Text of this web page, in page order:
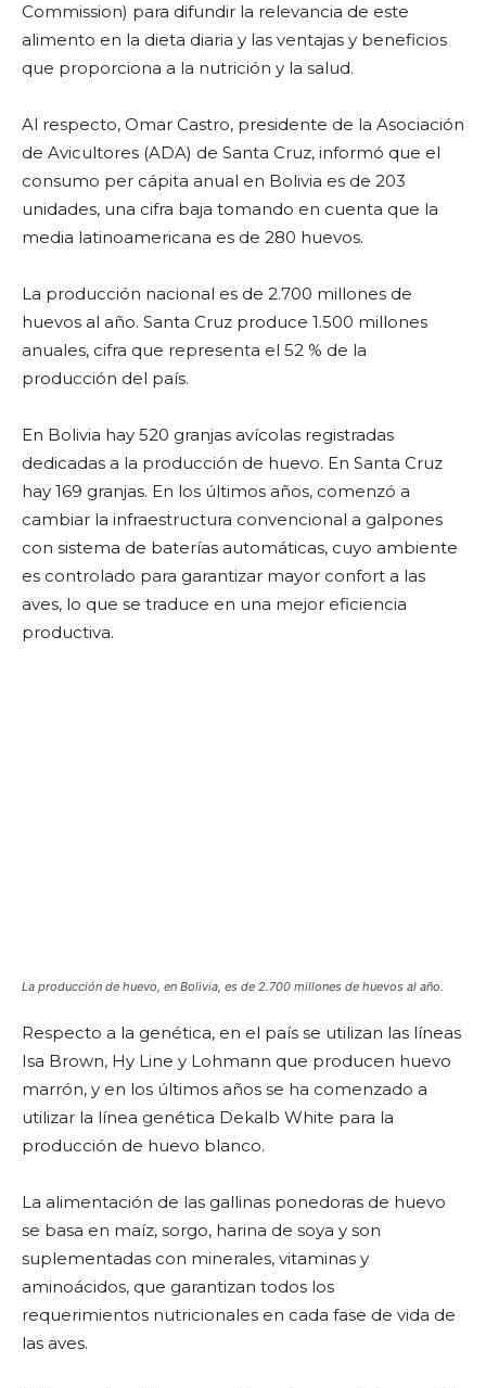
Commission) para difundir la relevancia de este
alimento en la dieta diaria y las ventajas y beneficios
que proporciona a la nutrición y la salud.
Al respecto, Omar Castro, presidente de la Asociación
de Avicultores (ADA) de Santa Cruz, informó que el
consumo per cápita anual en Bolivia es de 203
unidades, una cifra baja tomando en cuenta que la
media latinoamericana es de 280 huevos.
La producción nacional es de 2.700 millones de
huevos al año. Santa Cruz produce 1.500 millones
anuales, cifra que representa el 52 % de la
producción del país.
En Bolivia hay 520 granjas avícolas registradas
dedicadas a la producción de huevo. En Santa Cruz
hay 169 granjas. En los últimos años, comenzó a
cambiar la infraestructura convencional a galpones
con sistema de baterías automáticas, cuyo ambiente
es controlado para garantizar mayor confort a las
aves, lo que se traduce en una mejor eficiencia
productiva.
La producción de huevo, en Bolivia, es de 2.700 millones de huevos al año.
Respecto a la genética, en el país se utilizan las líneas
Isa Brown, Hy Line y Lohmann que producen huevo
marrón, y en los últimos años se ha comenzado a
utilizar la línea genética Dekalb White para la
producción de huevo blanco.
La alimentación de las gallinas ponedoras de huevo
se basa en maíz, sorgo, harina de soya y son
suplementadas con minerales, vitaminas y
aminoácidos, que garantizan todos los
requerimientos nutricionales en cada fase de vida de
las aves.